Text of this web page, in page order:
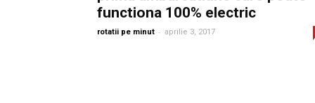
functiona 100% electric
rotatii pe minut - aprilie 3, 2017